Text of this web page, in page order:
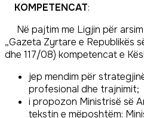
KOMPETENCAT:
Në pajtim me Ligjin për
„Gazeta Zyrtare e Republikës
dhe 117/08) kompetencat e
jep mendim për
profesional dhe trajnimit;
i propozon Ministrisë së
tekstin e mëposhtëm: